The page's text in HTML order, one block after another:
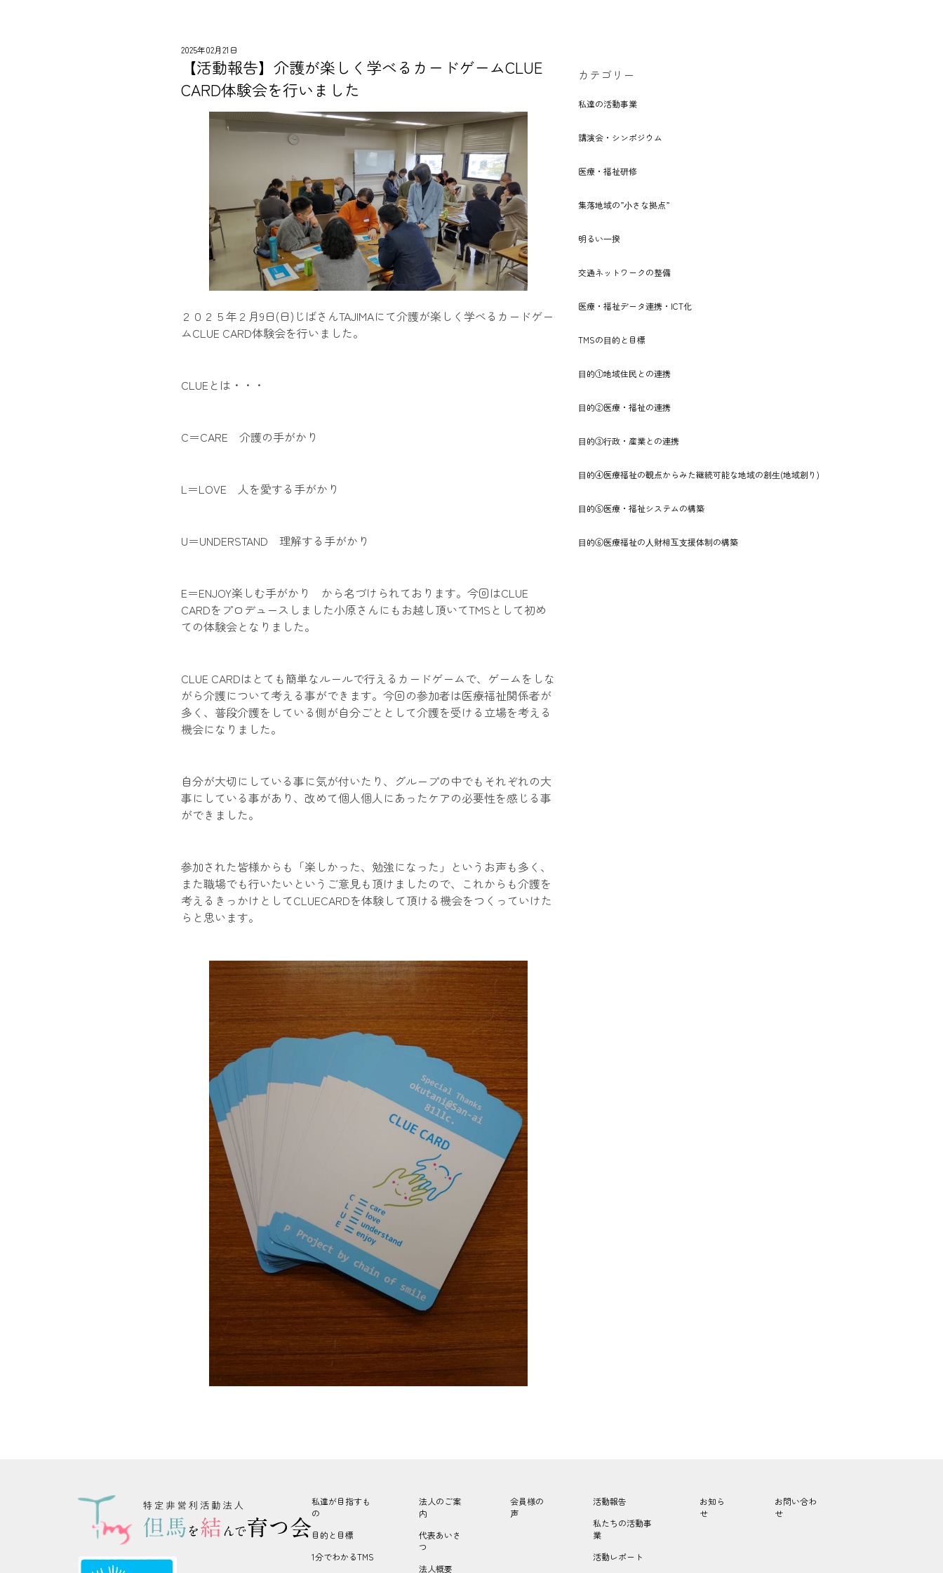
2025年02月21日
【活動報告】介護が楽しく学べるカードゲームCLUE
CARD体験会を行いました
２０２５年２月9日(日)じばさんTAJIMAにて介護が楽しく学べるカードゲー
ムCLUE CARD体験会を行いました。
CLUEとは・・・
C＝CARE 介護の手がかり
L＝LOVE 人を愛する手がかり
U＝UNDERSTAND 理解する手がかり
E＝ENJOY楽しむ手がかり から名づけられております。今回はCLUE
CARDをプロデュースしました小原さんにもお越し頂いてTMSとして初め
ての体験会となりました。
CLUE CARDはとても簡単なルールで行えるカードゲームで、ゲームをしな
がら介護について考える事ができます。今回の参加者は医療福祉関係者が
多く、普段介護をしている側が自分ごととして介護を受ける立場を考える
機会になりました。
自分が大切にしている事に気が付いたり、グループの中でもそれぞれの大
事にしている事があり、改めて個人個人にあったケアの必要性を感じる事
ができました。
参加された皆様からも「楽しかった、勉強になった」というお声も多く、
また職場でも行いたいというご意見も頂けましたので、これからも介護を
考えるきっかけとしてCLUECARDを体験して頂ける機会をつくっていけた
らと思います。
カテゴリー
私達の活動事業
講演会・シンポジウム
医療・福祉研修
集落地域の”⼩さな拠点”
明るい⼀揆
交通ネットワークの整備
医療・福祉データ連携・ICT化
TMSの⽬的と目標
⽬的①地域住⺠との連携
⽬的②医療・福祉の連携
⽬的③⾏政・産業との連携
⽬的④医療福祉の観点からみた継続可能な地域の創⽣(地域創り)
⽬的⑤医療・福祉システムの構築
⽬的⑥医療福祉の⼈財相互⽀援体制の構築
私達が目指すも
の
目的と目標
1分でわかるTMS
法人のご案
内
代表あいさ
つ
法人概要
会員様の
声
活動報告
私たちの活動事
業
活動レポート
お知ら
せ
お問い合わ
せ